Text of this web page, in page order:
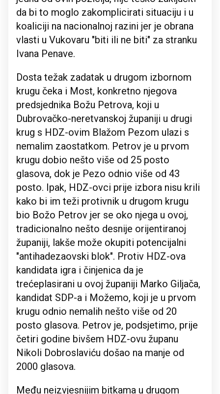
da bi to moglo zakomplicirati situaciju i u
koaliciji na nacionalnoj razini jer je obrana
vlasti u Vukovaru "biti ili ne biti" za stranku
Ivana Penave.
Dosta težak zadatak u drugom izbornom
krugu čeka i Most, konkretno njegova
predsjednika Božu Petrova, koji u
Dubrovačko-neretvanskoj županiji u drugi
krug s HDZ-ovim Blažom Pezom ulazi s
nemalim zaostatkom. Petrov je u prvom
krugu dobio nešto više od 25 posto
glasova, dok je Pezo odnio više od 43
posto. Ipak, HDZ-ovci prije izbora nisu krili
kako bi im teži protivnik u drugom krugu
bio Božo Petrov jer se oko njega u ovoj,
tradicionalno nešto desnije orijentiranoj
županiji, lakše može okupiti potencijalni
"antihadezaovski blok". Protiv HDZ-ova
kandidata igra i činjenica da je
trećeplasirani u ovoj županiji Marko Giljača,
kandidat SDP-a i Možemo, koji je u prvom
krugu odnio nemalih nešto više od 20
posto glasova. Petrov je, podsjetimo, prije
četiri godine bivšem HDZ-ovu županu
Nikoli Dobroslaviću došao na manje od
2000 glasova.
Među neizvjesnijim bitkama u drugom